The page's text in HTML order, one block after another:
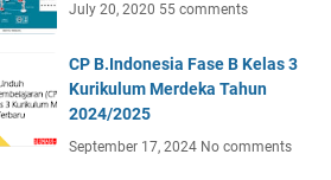
July 20, 2020 55 comments
CP B.Indonesia Fase B Kelas 3
Kurikulum Merdeka Tahun
2024/2025
September 17, 2024 No comments